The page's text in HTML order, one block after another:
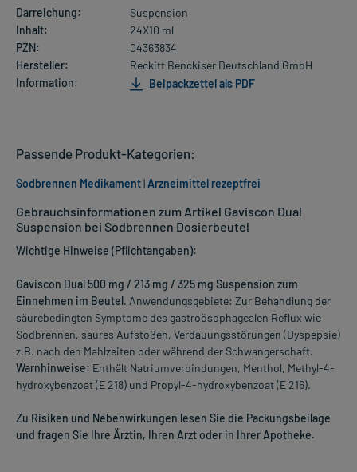
Darreichung:
Suspension
Inhalt:
24X10 ml
PZN:
04363834
Hersteller:
Reckitt Benckiser Deutschland GmbH
Information:
Beipackzettel als PDF
Gebrauchsinformationen zum Artikel Gaviscon Dual
Suspension bei Sodbrennen Dosierbeutel
Wichtige Hinweise (Pflichtangaben):
Gaviscon Dual 500 mg / 213 mg / 325 mg Suspension zum
Einnehmen im Beutel. Anwendungsgebiete: Zur Behandlung der
säurebedingten Symptome des gastroösophagealen Reflux wie
Sodbrennen, saures Aufstoßen, Verdauungsstörungen (Dyspepsie)
z.B. nach den Mahlzeiten oder während der Schwangerschaft.
Warnhinweise: Enthält Natriumverbindungen, Menthol, Methyl-4-
hydroxybenzoat (E 218) und Propyl-4-hydroxybenzoat (E 216).
Zu Risiken und Nebenwirkungen lesen Sie die Packungsbeilage
und fragen Sie Ihre Ärztin, Ihren Arzt oder in Ihrer Apotheke.
Passende Produkt-Kategorien:
Sodbrennen Medikament|Arzneimittel rezeptfrei